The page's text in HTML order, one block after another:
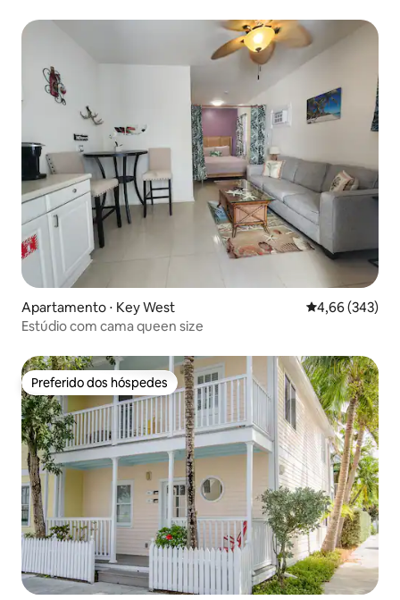
Apartamento ⋅ Key West 4,66 de uma
4,66 (343)
Estúdio com cama queen size
Preferido dos hóspedes
Preferido dos hóspedes